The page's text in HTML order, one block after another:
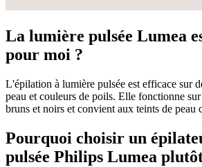
La lumière pulsée Lumea
pour moi ?
L'épilation à lumière pulsée est efficace sur
peau et couleurs de poils. Elle fonctionne
bruns et noirs et convient aux teints de peau
Pourquoi choisir un
pulsée Philips Lumea